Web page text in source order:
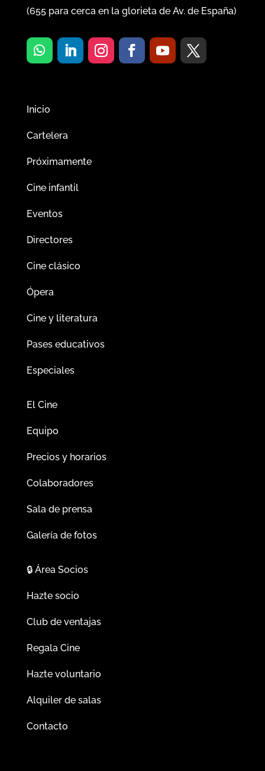
(655para cerca en la glorieta de Av. de España)
Inicio
Cartelera
Próximamente
Cine infantil
Eventos
Directores
Cine clásico
Ópera
Cine y literatura
Pases educativos
Especiales
El Cine
Equipo
Precios y horarios
Colaboradores
Sala de prensa
Galería de fotos
🔒Área Socios
Hazte socio
Club de ventajas
Regala Cine
Hazte voluntario
Alquiler de salas
Contacto